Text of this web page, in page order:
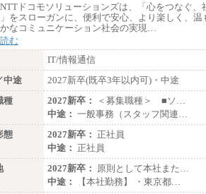
ドコモソリューションズは、「心をつなぐ、
をスローガンに、便利で安心、より楽しく、温
なコミュニケーション社会の実現…
む
IT/情報通信
中途
2027新卒(既卒3年以内可)・中途
種
2027新卒：
＜募集職種＞ ■ソ…
中途： 一般事務（スタッフ関連…
態
2027新卒： 正社員
中途： 正社員
2027新卒：
原則として本社また…
中途：
【本社勤務】 ・東京都…